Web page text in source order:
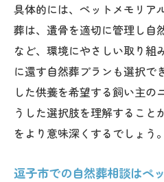
具体的には、ペットメモリア
葬は、遺骨を適切に管理し自
など、環境にやさしい取り組
に還す自然葬プランも選択で
した供養を希望する飼い主の
うした選択肢を理解すること
をより意味深くするでしょう。
逗子市での自然葬相談はペ